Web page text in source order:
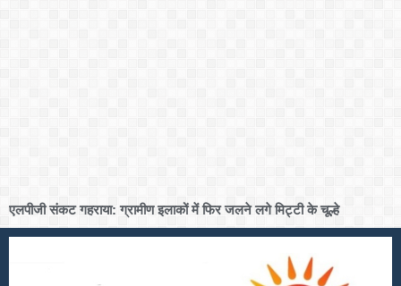
एलपीजी संकट गहराया: ग्रामीण इलाकों में फिर जलने लगे मिट्टी के चूल्हे